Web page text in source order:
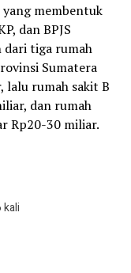
membentuk
dan BPJS
dari tiga rumah
Sumatera
lalu rumah sakit B
dan rumah
Rp20-30 miliar.